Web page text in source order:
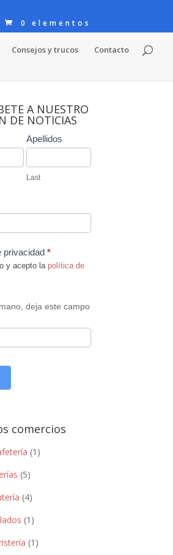
0 elementos
Consejos y trucos Contacto
A NUESTRO
DE NOTICIAS
Apellidos
Last
privacidad *
y acepto la política de
deja este campo
comercios
(1)
(5)
(4)
(1)
(1)